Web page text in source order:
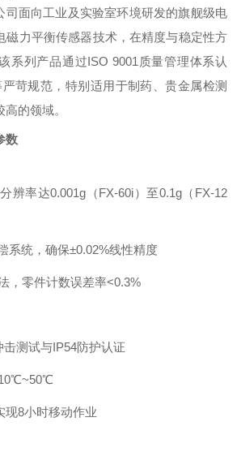
司面向工业及实验室环境研发的旗舰级电
磁力平衡传感器技术，在精度与稳定性方
系列产品通过ISO 9001质量管理体系认
苛规范，特别适用于制药、贵金属检测
的领域。
数
辨率达0.001g（FX-60i）至0.1g（FX-12
系统，确保±0.02%线性精度
，零件计数误差率<0.3%
测试与IP54防护认证
现8小时移动作业